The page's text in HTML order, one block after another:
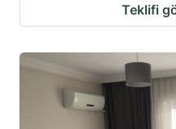
Teklifi